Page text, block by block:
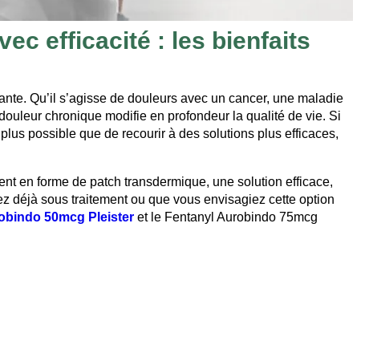
efficacité : les bienfaits
Qu’il s’agisse de douleurs avec un cancer, une maladie
chronique modifie en profondeur la qualité de vie. Si
possible que de recourir à des solutions plus efficaces,
en forme de patch transdermique, une solution efficace,
déjà sous traitement ou que vous envisagiez cette option
50mcg Pleister et le Fentanyl Aurobindo 75mcg